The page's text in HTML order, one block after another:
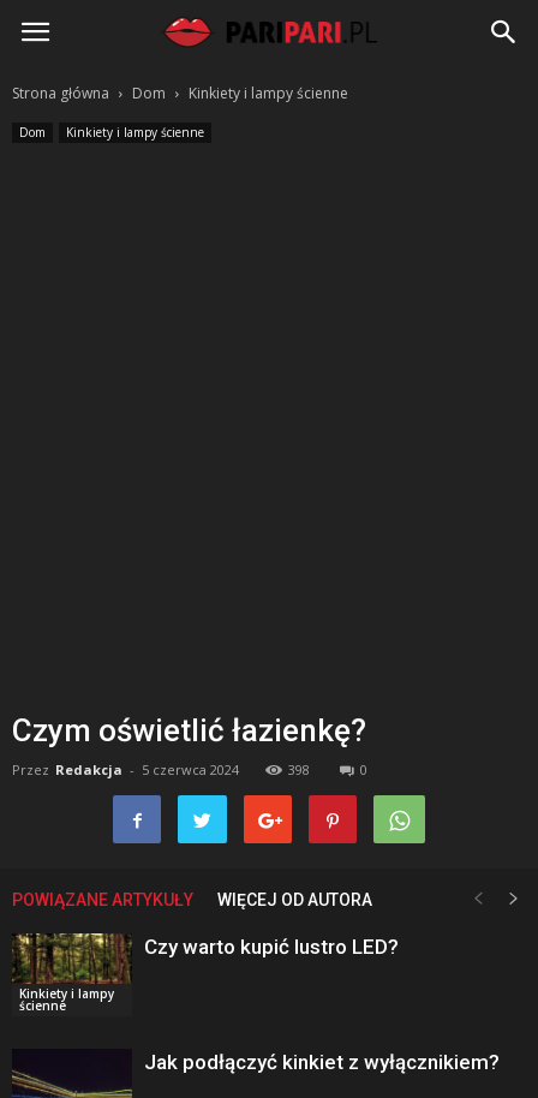
PariPari.pl
Strona główna Dom Kinkiety i lampy ścienne
Dom Kinkiety i lampy ścienne
Czym oświetlić łazienkę?
Przez Redakcja - 5 czerwca 2024 398 0
POWIĄZANE ARTYKUŁY WIĘCEJ OD AUTORA
Kinkiety i lampy
ścienne
Czy warto kupić lustro LED?
Jak podłączyć kinkiet z wyłącznikiem?